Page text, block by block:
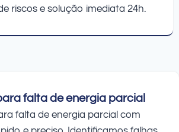
riscos e solução imediata 24h.
falta de energia parcial
falta de energia parcial com